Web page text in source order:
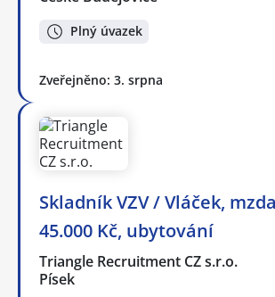
Plný úvazek
Zveřejněno: 3. srpna
Skladník VZV / Vláček,
45.000 Kč, ubytování
Triangle Recruitment CZ s.r.o.
Písek